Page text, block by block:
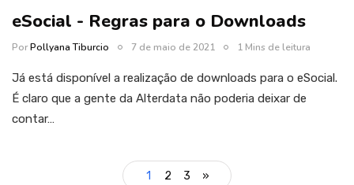
eSocial - Regras para o Downloads
PorPollyana Tiburcio 7 de maio de 2021 1 Mins de leitura
Já está disponível a realização de downloads para o eSocial.
É claro que a gente da Alterdata não poderia deixar de
contar…
1 2 3 »